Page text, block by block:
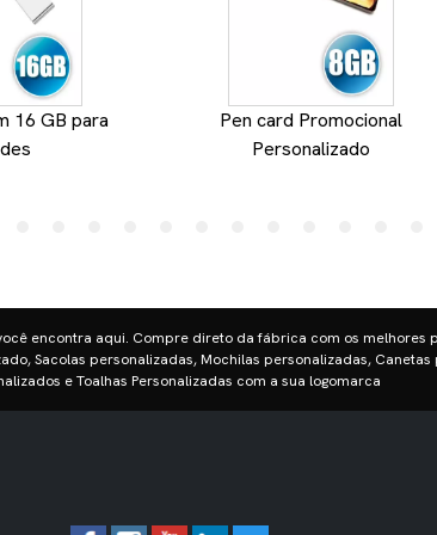
16 GB para
Pen card Promocional
Personalizado
encontra aqui. Compre direto da fábrica com os
Sacolas personalizadas, Mochilas personalizadas,
e Toalhas Personalizadas com a sua logomarca